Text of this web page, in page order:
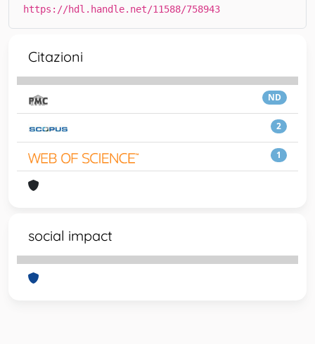
https://hdl.handle.net/11588/758943
Citazioni
ND
2
1
social impact